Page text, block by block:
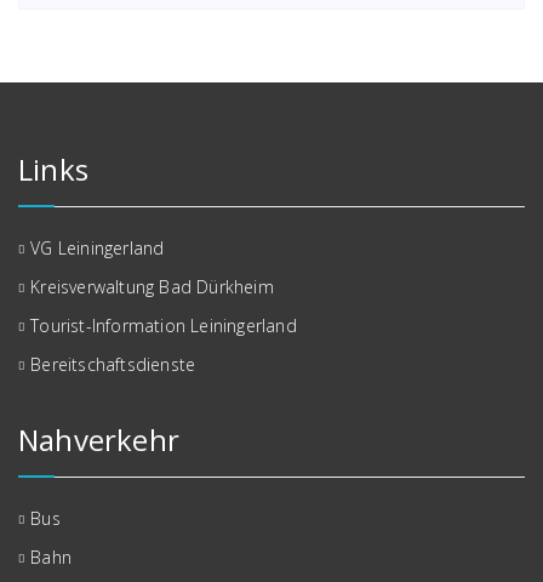
Links
VG Leiningerland
Kreisverwaltung Bad Dürkheim
Tourist-Information Leiningerland
Bereitschaftsdienste
Nahverkehr
Bus
Bahn